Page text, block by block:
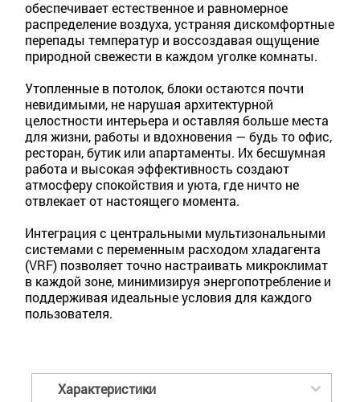
обеспечивает естественное и равномерное
распределение воздуха, устраняя дискомфортные
перепады температур и воссоздавая ощущение
природной свежести в каждом уголке комнаты.
Утопленные в потолок, блоки остаются почти
невидимыми, не нарушая архитектурной
целостности интерьера и оставляя больше места
для жизни, работы и вдохновения — будь то офис,
ресторан, бутик или апартаменты. Их бесшумная
работа и высокая эффективность создают
атмосферу спокойствия и уюта, где ничто не
отвлекает от настоящего момента.
Интеграция с центральными мультизональными
системами с переменным расходом хладагента
(VRF) позволяет точно настраивать микроклимат
в каждой зоне, минимизируя энергопотребление и
поддерживая идеальные условия для каждого
пользователя.
Характеристики